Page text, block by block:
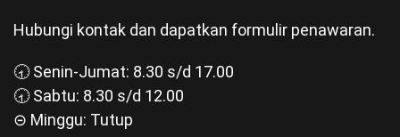
Hubungi kontak dan dapatkan formulir penawaran.
🕣 Senin-Jumat: 8.30 s/d 17.00
🕣 Sabtu: 8.30 s/d 12.00
⊝ Minggu: Tutup